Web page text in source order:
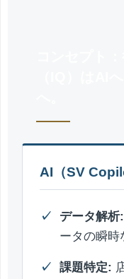
AI（SV
データ解析:
ータの瞬時
課題特定: